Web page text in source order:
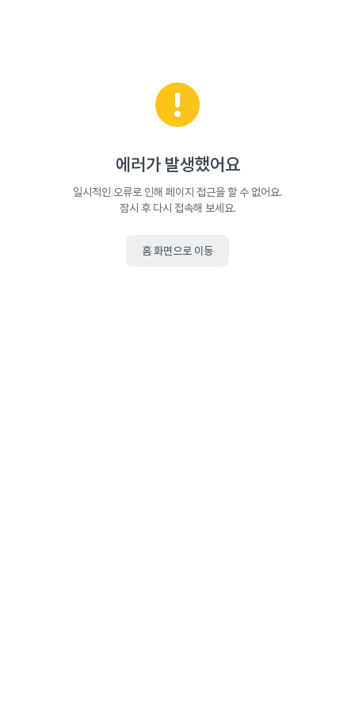
에러가 발생했어요
일시적인 오류로 인해 페이지 접근을 할 수 없어요.
잠시 후 다시 접속해 보세요.
홈 화면으로 이동